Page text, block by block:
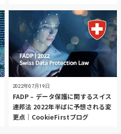
2022年07月19日
FADP – データ保護に関するスイス
連邦法 2022年半ばに予想される変
更点｜CookieFirstブログ